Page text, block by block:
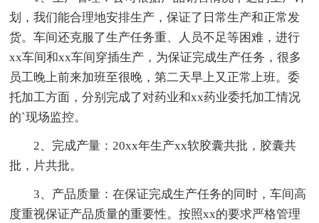
划，我们能合理地安排生产，保证了日常生产和正常发
货。车间还克服了生产任务重、人员不足等困难，进行
xx车间和xx车间穿插生产，为保证完成生产任务，很多
员工晚上前来加班至很晚，第二天早上又正常上班。委
托加工方面，分别完成了对药业和xx药业委托加工情况
的`现场监控。
2、完成产量：20xx年生产xx软胶囊共批，胶囊共
批，片共批。
3、产品质量：在保证完成生产任务的同时，车间高
度重视保证产品质量的重要性。按照xx的要求严格管理